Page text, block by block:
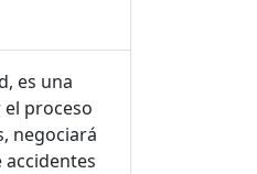
es una
proceso
negociará